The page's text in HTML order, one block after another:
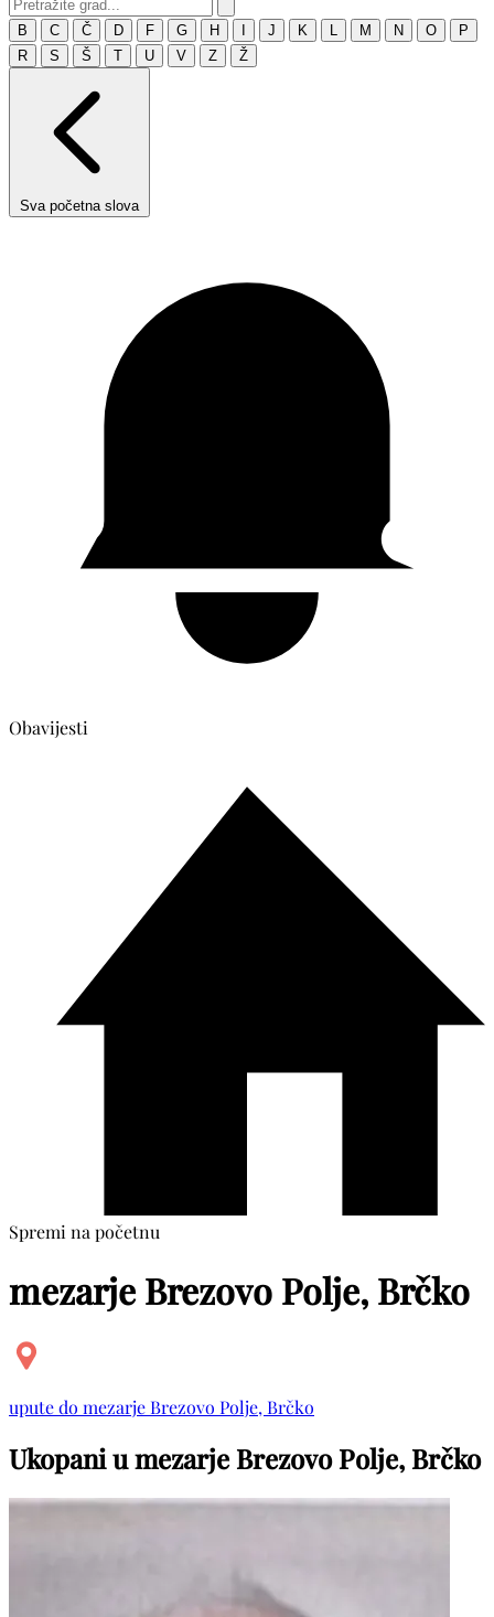
B C Č D F G H J K M N O
P
R
S Š T U V Z Ž
Sva početna slova
Obavijesti
Spremi na početnu
mezarje Brezovo Polje, Brčko
upute do mezarje Brezovo Polje, Brčko
Ukopani u mezarje Brezovo Polje, Brčko